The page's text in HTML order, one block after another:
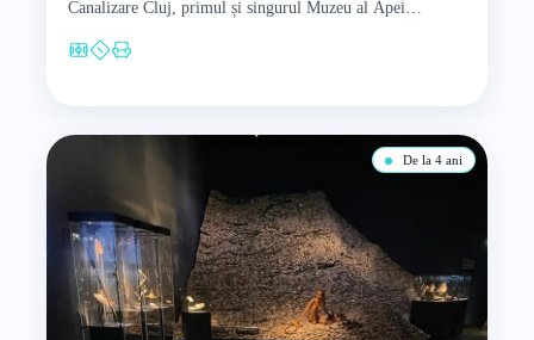
Canalizare Cluj, primul și singurul Muzeu al Apei…
De la 4 ani